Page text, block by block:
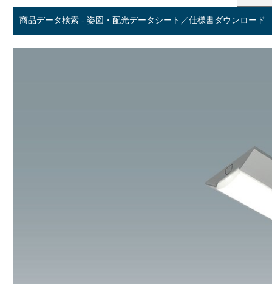
商品データ検索 - 姿図・配光データシート／仕様書ダウンロード